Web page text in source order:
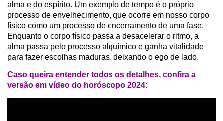
alma e do espírito. Um exemplo de tempo é o próprio
processo de envelhecimento, que ocorre em nosso corpo
físico como um processo de encerramento de uma fase.
Enquanto o corpo físico passa a desacelerar o ritmo, a
alma passa pelo processo alquímico e ganha vitalidade
para fazer escolhas maduras, deixando o ego de lado.
Caso queira entender todos os detalhes, confira a
versão em vídeo do horóscopo 2024: